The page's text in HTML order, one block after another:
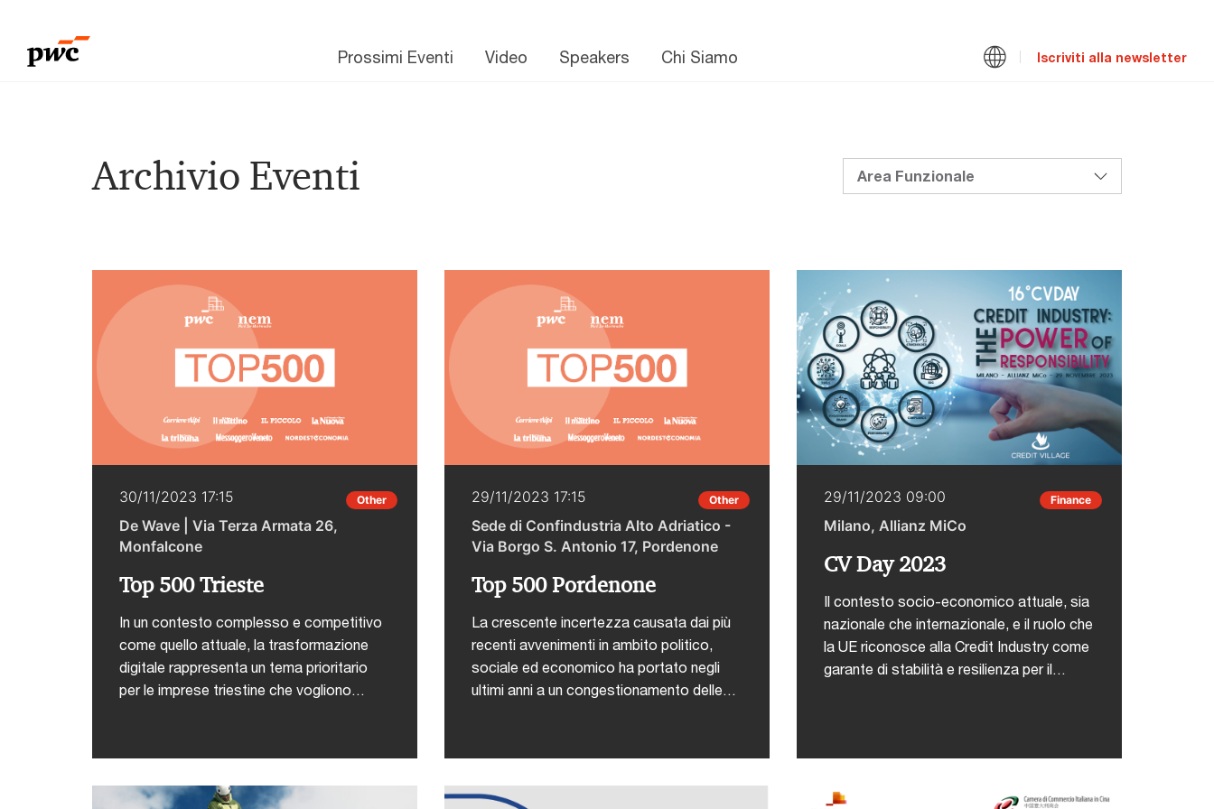
Prossimi Eventi Video Speakers Chi Siamo Iscriviti alla newsletter
Archivio Eventi
30/11/2023 17:15 Other
De Wave | Via Terza Armata 26,
Monfalcone
Top 500 Trieste
In un contesto complesso e competitivo
come quello attuale, la trasformazione
digitale rappresenta un tema prioritario
per le imprese triestine che vogliono
consente infatti di ottimizzare i processi
l'efficienza.Questo permette di dar vita a
29/11/2023 17:15 Other
Sede di Confindustria Alto Adriatico -
Via Borgo S. Antonio 17, Pordenone
Top 500 Pordenone
La crescente incertezza causata dai più
recenti avvenimenti in ambito politico,
sociale ed economico ha portato negli
ultimi anni a un congestionamento delle
chiedendo un necessario ripensamento
management.Re-shoring e near-shoring
29/11/2023 09:00 Finance
Milano, Allianz MiCo
CV Day 2023
Il contesto socio-economico attuale, sia
nazionale che internazionale, e il ruolo che
la UE riconosce alla Credit Industry come
garante di stabilità e resilienza per il
estenderlo anche a nuovi aspetti
necessario che gli aspetti ESG, i processi